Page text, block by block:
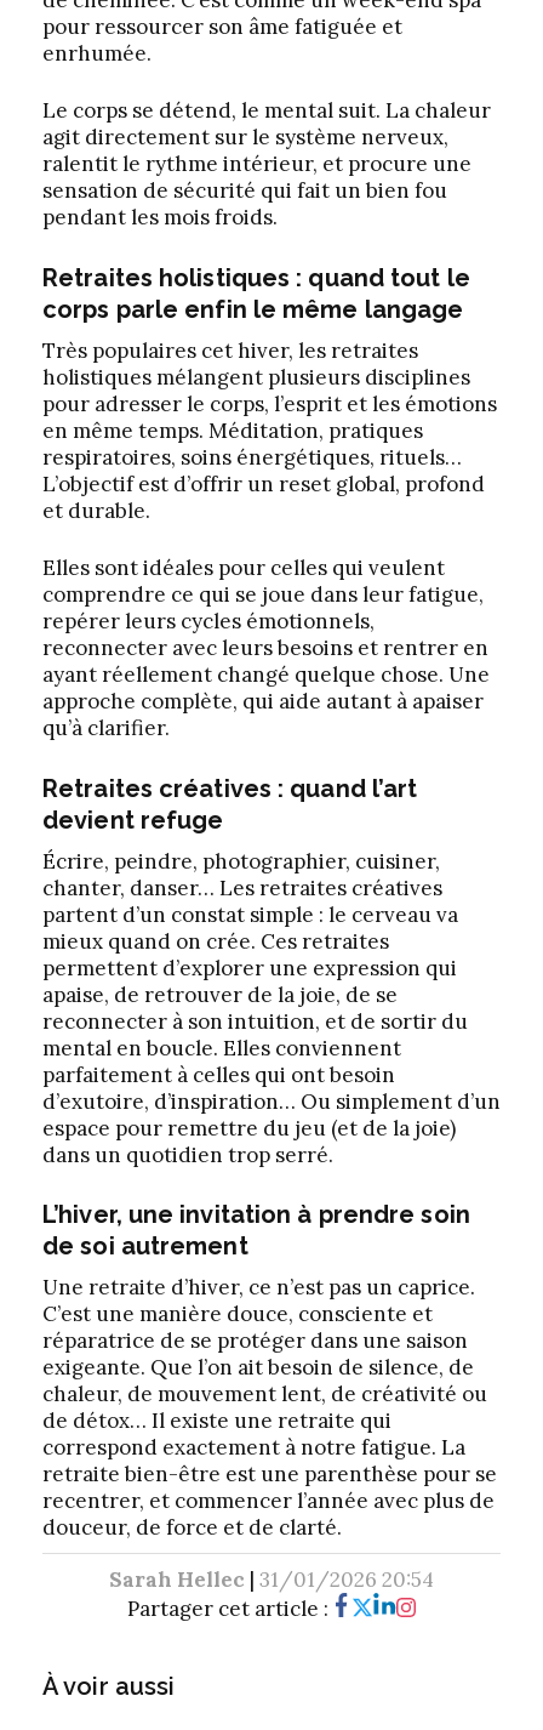
pour ressourcer son âme fatiguée et
enrhumée.
Le corps se détend, le mental suit. La chaleur
agit directement sur le système nerveux,
ralentit le rythme intérieur, et procure une
sensation de sécurité qui fait un bien fou
pendant les mois froids.
Retraites holistiques : quand tout le
corps parle enfin le même langage
Très populaires cet hiver, les retraites
holistiques mélangent plusieurs disciplines
pour adresser le corps, l’esprit et les émotions
en même temps. Méditation, pratiques
respiratoires, soins énergétiques, rituels…
L’objectif est d’offrir un reset global, profond
et durable.
Elles sont idéales pour celles qui veulent
comprendre ce qui se joue dans leur fatigue,
repérer leurs cycles émotionnels,
reconnecter avec leurs besoins et rentrer en
ayant réellement changé quelque chose. Une
approche complète, qui aide autant à apaiser
qu’à clarifier.
Retraites créatives : quand l’art
devient refuge
Écrire, peindre, photographier, cuisiner,
chanter, danser… Les retraites créatives
partent d’un constat simple : le cerveau va
mieux quand on crée. Ces retraites
permettent d’explorer une expression qui
apaise, de retrouver de la joie, de se
reconnecter à son intuition, et de sortir du
mental en boucle. Elles conviennent
parfaitement à celles qui ont besoin
d’exutoire, d’inspiration… Ou simplement d’un
espace pour remettre du jeu (et de la joie)
dans un quotidien trop serré.
L’hiver, une invitation à prendre soin
de soi autrement
Une retraite d’hiver, ce n’est pas un caprice.
C’est une manière douce, consciente et
réparatrice de se protéger dans une saison
exigeante. Que l’on ait besoin de silence, de
chaleur, de mouvement lent, de créativité ou
de détox… Il existe une retraite qui
correspond exactement à notre fatigue. La
retraite bien-être est une parenthèse pour se
recentrer, et commencer l’année avec plus de
douceur, de force et de clarté.
Sarah Hellec | 31/01/2026 20:54
Partager cet article :
À voir aussi